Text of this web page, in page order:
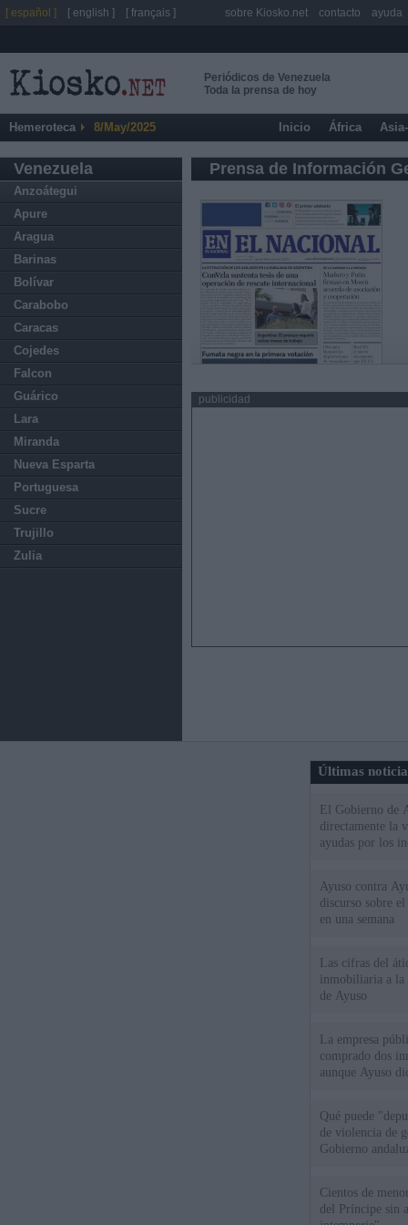
Periódicos de Venezuela
Toda la prensa de hoy
Hemeroteca 8/May/2025 Inicio África
Venezuela
Anzoátegui
Apure
Aragua
Barinas
Bolívar
Carabobo
Caracas
Cojedes
Falcon
Guárico
Lara
Miranda
Nueva Esparta
Portuguesa
Sucre
Trujillo
Zulia
Prensa de Información
publicidad
Últimas
El Gobierno de
directamente la
ayudas por los
Ayuso contra
discurso sobre
en una semana
Las cifras del
inmobiliaria a la
de Ayuso
La empresa
comprado dos
aunque Ayuso
Qué puede
de violencia de
Gobierno
Cientos de
del Príncipe sin
[ español ] [ english ] [ français ] sobre Kiosko.net contacto ayuda